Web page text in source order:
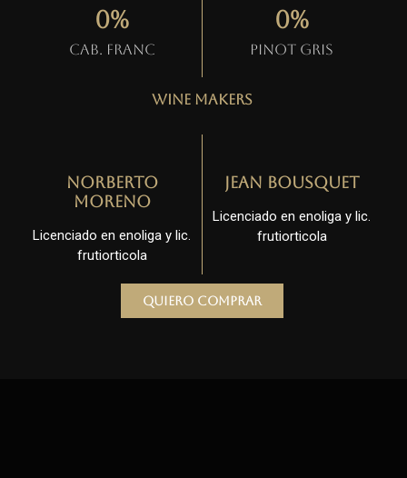
Cab. Franc
0%
Pinot gris
0%
Wine Makers
Norberto
Moreno
Licenciado en enoliga y lic.
frutiorticola
Jean Bousquet
Licenciado en enoliga y lic.
frutiorticola
Quiero comprar